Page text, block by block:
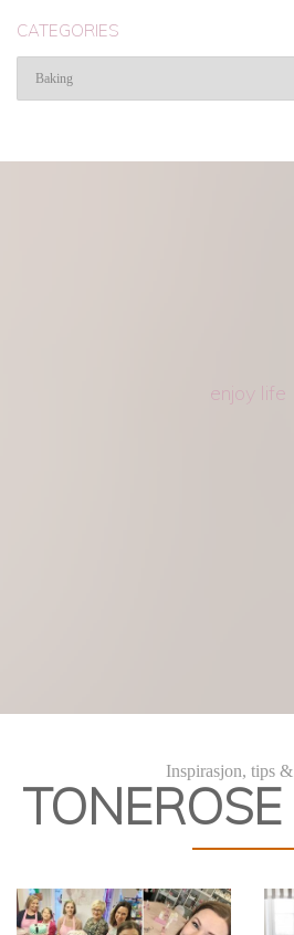
CATEGORIES
enjoy life
Inspirasjon, tips